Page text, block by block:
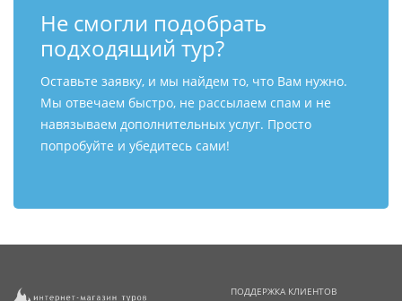
Не смогли подобрать
подходящий тур?
Оставьте заявку, и мы найдем то, что Вам нужно.
Мы отвечаем быстро, не рассылаем спам и не
навязываем дополнительных услуг. Просто
попробуйте и убедитесь сами!
ПОДДЕРЖКА КЛИЕНТОВ